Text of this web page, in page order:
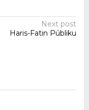
Next post
Haris-Fatin Públiku